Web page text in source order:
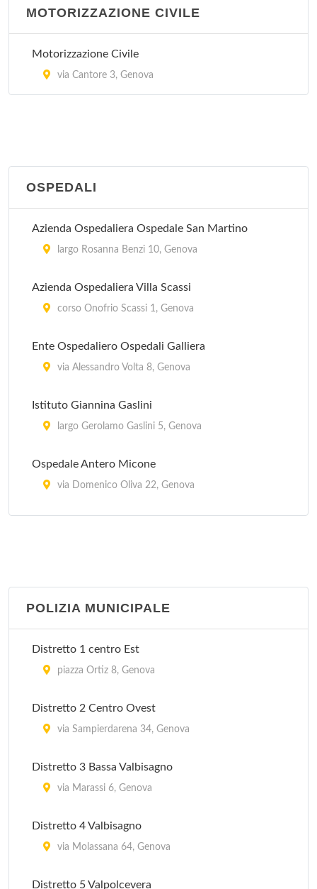
MOTORIZZAZIONE CIVILE
Motorizzazione Civile
via Cantore 3, Genova
OSPEDALI
Azienda Ospedaliera Ospedale San Martino
largo Rosanna Benzi 10, Genova
Azienda Ospedaliera Villa Scassi
corso Onofrio Scassi 1, Genova
Ente Ospedaliero Ospedali Galliera
via Alessandro Volta 8, Genova
Istituto Giannina Gaslini
largo Gerolamo Gaslini 5, Genova
Ospedale Antero Micone
via Domenico Oliva 22, Genova
salita superiore San Rocchino 31/a, Genova
POLIZIA MUNICIPALE
Distretto 1 centro Est
piazza Ortiz 8, Genova
Distretto 2 Centro Ovest
via Sampierdarena 34, Genova
Distretto 3 Bassa Valbisagno
via Marassi 6, Genova
Distretto 4 Valbisagno
via Molassana 64, Genova
Distretto 5 Valpolcevera